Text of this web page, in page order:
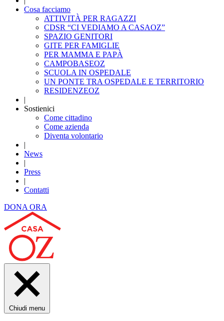
Cosa facciamo
ATTIVITÀ PER RAGAZZI
CDSR “CI VEDIAMO A CASAOZ”
SPAZIO GENITORI
GITE PER FAMIGLIE
PER MAMMA E PAPÀ
CAMPOBASEOZ
SCUOLA IN OSPEDALE
UN PONTE TRA OSPEDALE E TERRITORIO
RESIDENZEOZ
|
Sostienici
Come cittadino
Come azienda
Diventa volontario
|
News
|
Press
|
Contatti
DONA ORA
Chiudi menu